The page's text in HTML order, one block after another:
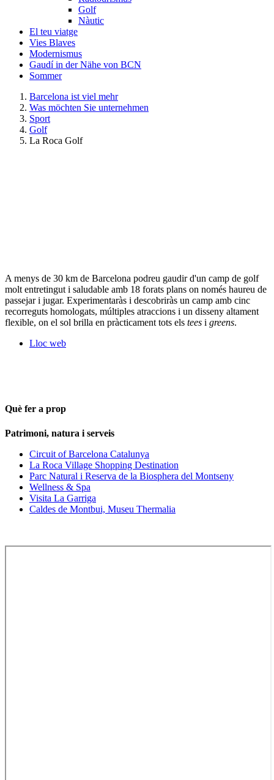
Golf
Nàutic
El teu viatge
Vies Blaves
Modernismus
Gaudí in der Nähe von BCN
Sommer
Barcelona ist viel mehr
Was möchten Sie unternehmen
Sport
Golf
La Roca Golf
A menys de 30 km de Barcelona podreu gaudir d'un camp de golf
molt entretingut i saludable amb 18 forats plans on només haureu de
passejar i jugar. Experimentaràs i descobriràs un camp amb cinc
recorreguts homologats, múltiples atraccions i un disseny altament
flexible, on el sol brilla en pràcticament tots els tees i greens.
Lloc web
Què fer a prop
Patrimoni, natura i serveis
Circuit of Barcelona Catalunya
La Roca Village Shopping Destination
Parc Natural i Reserva de la Biosphera del Montseny
Wellness & Spa
Visita La Garriga
Caldes de Montbui, Museu Thermalia